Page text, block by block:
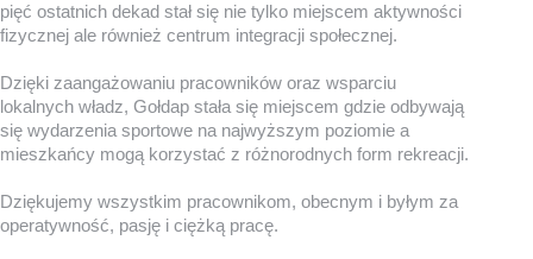
pięć ostatnich dekad stał się nie tylko miejscem aktywności
fizycznej ale również centrum integracji społecznej.
Dzięki zaangażowaniu pracowników oraz wsparciu
lokalnych władz, Gołdap stała się miejscem gdzie odbywają
się wydarzenia sportowe na najwyższym poziomie a
mieszkańcy mogą korzystać z różnorodnych form rekreacji.
Dziękujemy wszystkim pracownikom, obecnym i byłym za
operatywność, pasję i ciężką pracę.